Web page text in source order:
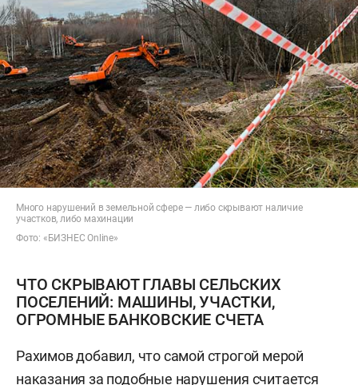
Много нарушений в земельной сфере — либо скрывают наличие
участков, либо махинации
Фото: «БИЗНЕС Online»
ЧТО СКРЫВАЮТ ГЛАВЫ СЕЛЬСКИХ
ПОСЕЛЕНИЙ: МАШИНЫ, УЧАСТКИ,
ОГРОМНЫЕ БАНКОВСКИЕ СЧЕТА
Рахимов добавил, что самой строгой мерой
наказания за подобные нарушения считается